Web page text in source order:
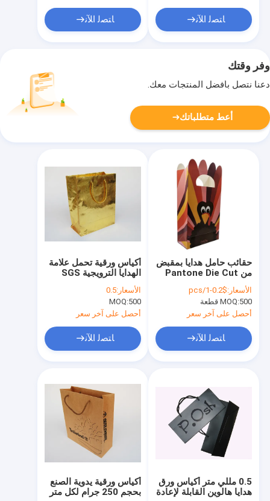
ﺎﺘﺼﻟ ﺍﻶﻧ ﺎﺘﺼﻟ ﺍﻶﻧ
وفر وقتك
دعنا نتصل بأفضل المنتجات معك.
أعط متطلباتك
أكياس ورقية تحمل علامة
الهدايا الترويجية SGS
23 X 35 X 12.5cm
الأسعار:0.5
MOQ:500
أحصل على آخر سعر
ﺎﺘﺼﻟ ﺍﻶﻧ
حقائب حامل هدايا بمقبض
من Pantone Die Cut
مع شعار خاص لعيد الميلاد
مطبوع CMYK
الأسعار:$0.2-1/pcs
MOQ:500 قطعة
أحصل على آخر سعر
ﺎﺘﺼﻟ ﺍﻶﻧ
أكياس ورقية يدوية الصنع
بحجم 250 جرام لكل متر
0.5 مللي متر أكياس ورق
هدايا هالوين القابلة لإعادة